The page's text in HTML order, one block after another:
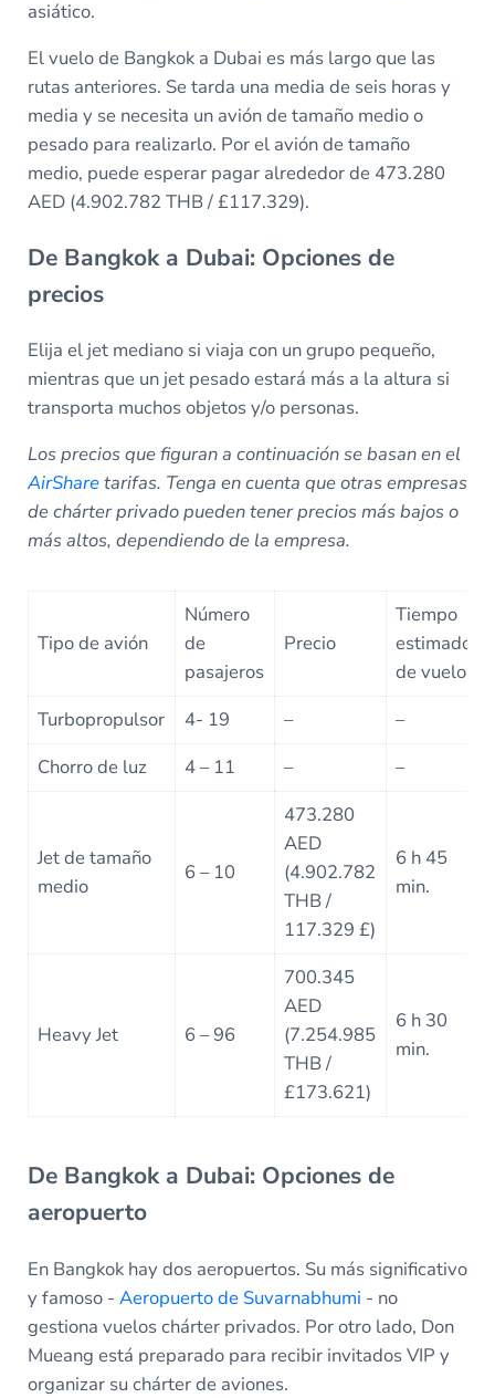
asiático.
El vuelo de Bangkok a Dubai es más largo que las
rutas anteriores. Se tarda una media de seis horas y
media y se necesita un avión de tamaño medio o
pesado para realizarlo. Por el avión de tamaño
medio, puede esperar pagar alrededor de 473.280
AED (4.902.782 THB / £117.329).
De Bangkok a Dubai: Opciones de
precios
Elija el jet mediano si viaja con un grupo pequeño,
mientras que un jet pesado estará más a la altura si
transporta muchos objetos y/o personas.
Los precios que figuran a continuación se basan en el
AirSharetarifas. Tenga en cuenta que otras empresas
de chárter privado pueden tener precios más bajos o
más altos, dependiendo de la empresa.
Tipo de avión
Número
de
pasajeros
Precio
Tiempo
estimado
de vuelo
Turbopropulsor
4- 19 –
–
Chorro de luz
4 – 11 – –
Jet de tamaño
medio
6 – 10
473.280
AED
(4.902.782
THB /
117.329 £)
6 h 45
min.
Heavy Jet 6 – 96
700.345
AED
(7.254.985
THB /
£173.621)
6 h 30
min.
De Bangkok a Dubai: Opciones de
aeropuerto
En Bangkok hay dos aeropuertos. Su más significativo
y famoso - Aeropuerto de Suvarnabhumi - no
gestiona vuelos chárter privados. Por otro lado, Don
Mueang está preparado para recibir invitados VIP y
organizar su chárter de aviones.